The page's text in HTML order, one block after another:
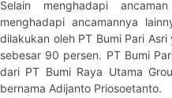
Selain menghadapi
menghadapi ancamannya
dilakukan oleh PT Bumi Pari
sebesar 90 persen. PT Bumi
dari PT Bumi Raya Utama
bernama Adijanto Priosoetanto.